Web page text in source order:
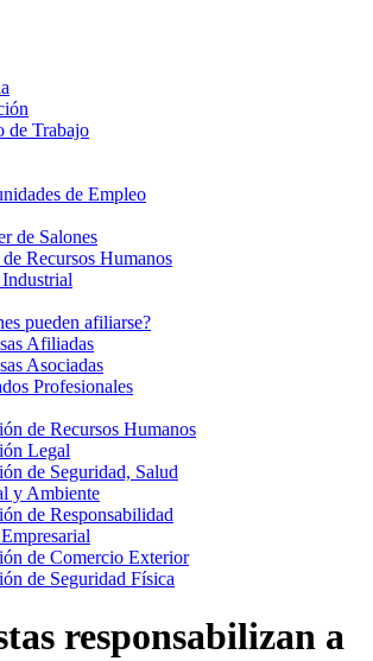
de Trabajo
de Empleo
de Salones
Recursos Humanos
pueden afiliarse?
Afiliadas
Asociadas
Profesionales
de Recursos Humanos
Legal
de Seguridad, Salud
y Ambiente
de Responsabilidad
de Comercio Exterior
de Seguridad Física
responsabilizan a